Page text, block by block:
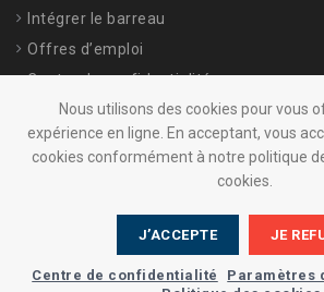
Intégrer le barreau
Offres d’emploi
Centre de confidentialité
Agence- komelya- Création site
Nous utilisons des cookies pour vous
expérience en ligne. En acceptant, vous
cookies conformément à notre politique
cookies.
J’ACCEPTE JE
Centre de confidentialité
Paramètres